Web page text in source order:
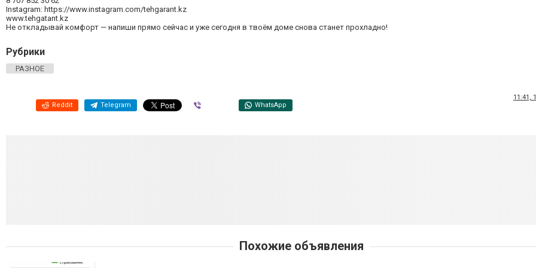
Instagram: https://www.instagram.com/tehgarant.kz
www.tehgatant.kz
Не откладывай комфорт — напиши прямо сейчас и уже сегодня в твоём доме снова станет прохладно!
Рубрики
РАЗНОЕ
Reddit Telegram WhatsApp
11:41,
Похожие объявления